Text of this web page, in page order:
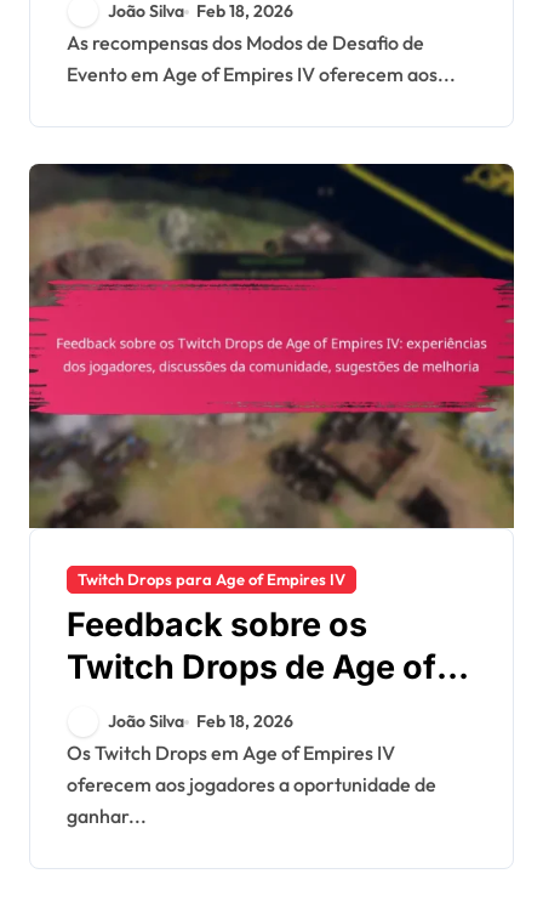
jogabilidade,
Contribuições da
comunidade, Guias de
instalação
João Silva Feb 18, 2026
As recompensas dos Modos de Desafio de
Evento em Age of Empires IV oferecem aos...
Twitch Drops para Age of Empires IV
Feedback sobre os
Twitch Drops de Age of
Empires IV: experiências
dos jogadores,
discussões da
comunidade, sugestões
de melhoria
João Silva Feb 18, 2026
Os Twitch Drops em Age of Empires IV
oferecem aos jogadores a oportunidade de
ganhar...